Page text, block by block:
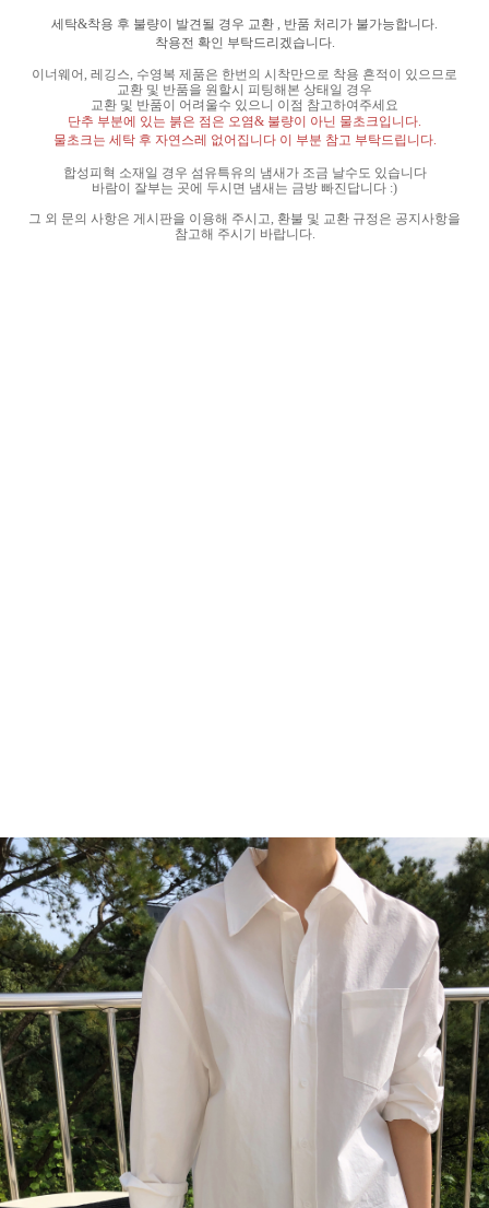
세탁&착용 후 불량이 발견될 경우 교환 , 반품 처리가 불가능합니다.
착용전 확인 부탁드리겠습니다.
이너웨어, 레깅스, 수영복 제품은 한번의 시착만으로 착용 흔적이 있으므로
교환 및 반품을 원할시 피팅해본 상태일 경우
교환 및 반품이 어려울수 있으니 이점 참고하여주세요
단추 부분에 있는 붉은 점은 오염& 불량이 아닌 물초크입니다.
물초크는 세탁 후 자연스레 없어집니다 이 부분 참고 부탁드립니다.
합성피혁 소재일 경우 섬유특유의 냄새가 조금 날수도 있습니다
바람이 잘부는 곳에 두시면 냄새는 금방 빠진답니다 :)
그 외 문의 사항은 게시판을 이용해 주시고, 환불 및 교환 규정은 공지사항을
참고해 주시기 바랍니다.